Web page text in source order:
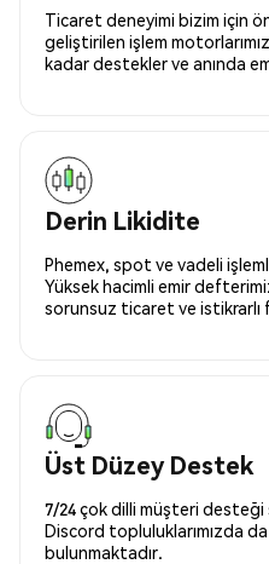
Ticaret deneyimi bizim için
geliştirilen işlem
kadar destekler ve anında
Derin Likidite
Phemex, spot ve vadeli
Yüksek hacimli emir
sorunsuz ticaret ve istikrarlı
Üst Düzey Destek
7/24 çok dilli müşteri desteği
Discord topluluklarımızda
bulunmaktadır.